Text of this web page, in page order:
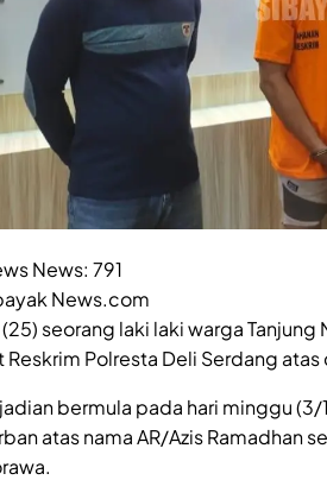
News: 791
News.com
(25) seorang laki laki warga
Reskrim Polresta Deli Serdang
bermula pada hari minggu
atas nama AR/Azis Ramadhan